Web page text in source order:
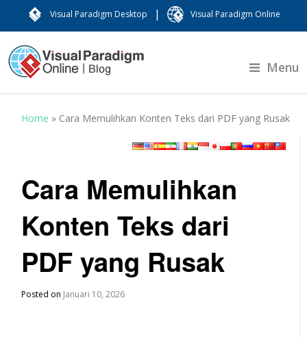
Visual Paradigm Desktop | Visual Paradigm Online
Menu
Home » Cara Memulihkan Konten Teks dari PDF yang Rusak
Cara Memulihkan
Konten Teks dari
PDF yang Rusak
Posted on Januari 10, 2026